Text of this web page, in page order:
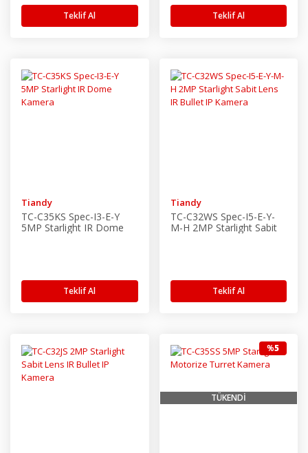
Teklif Al Teklif Al
Tiandy
TC-C35KS Spec-I3-E-Y
5MP Starlight IR Dome
Teklif Al
Tiandy
TC-C32WS Spec-I5-E-Y-
M-H 2MP Starlight Sabit
Teklif Al
TÜKENDİ
%5